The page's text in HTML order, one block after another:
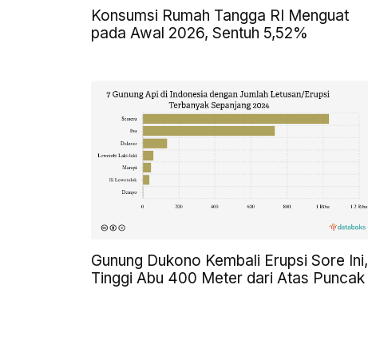
Konsumsi Rumah Tangga RI Menguat
pada Awal 2026, Sentuh 5,52%
Gunung Dukono Kembali Erupsi Sore Ini,
Tinggi Abu 400 Meter dari Atas Puncak